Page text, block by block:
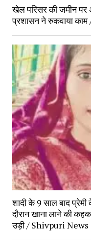
खेल परिसर की जमीन पर
प्रशासन ने रुकवाया
शादी के 9 साल बाद
दौरान खाना लाने की
उड़ी / Shivpuri News